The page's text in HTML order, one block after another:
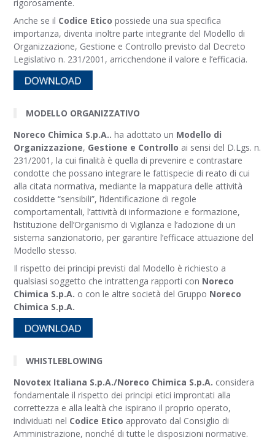
rigorosamente.
Anche se il Codice Etico possiede una sua specifica
importanza, diventa inoltre parte integrante del Modello di
Organizzazione, Gestione e Controllo previsto dal Decreto
Legislativo n. 231/2001, arricchendone il valore e l’efficacia.
MODELLO ORGANIZZATIVO
Noreco Chimica S.p.A.. ha adottato un Modello di
Organizzazione, Gestione e Controllo ai sensi del D.Lgs. n.
231/2001, la cui finalità è quella di prevenire e contrastare
condotte che possano integrare le fattispecie di reato di cui
alla citata normativa, mediante la mappatura delle attività
cosiddette “sensibili”, l’identificazione di regole
comportamentali, l’attività di informazione e formazione,
l’istituzione dell’Organismo di Vigilanza e l’adozione di un
sistema sanzionatorio, per garantire l’efficace attuazione del
Modello stesso.
Il rispetto dei principi previsti dal Modello è richiesto a
qualsiasi soggetto che intrattenga rapporti con Noreco
Chimica S.p.A. o con le altre società del Gruppo Noreco
Chimica S.p.A.
WHISTLEBLOWING
Novotex Italiana S.p.A./Noreco Chimica S.p.A. considera
fondamentale il rispetto dei principi etici improntati alla
correttezza e alla lealtà che ispirano il proprio operato,
individuati nel Codice Etico approvato dal Consiglio di
Amministrazione, nonché di tutte le disposizioni normative.